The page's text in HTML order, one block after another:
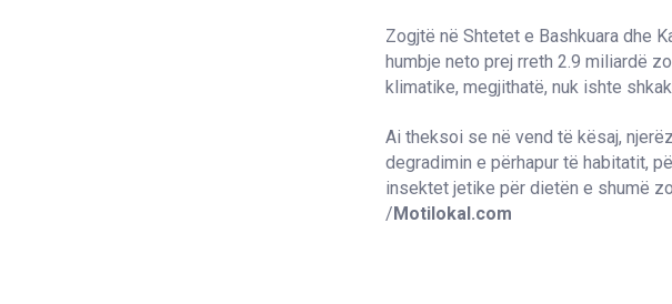
Zogjtë në Shtetet e Bashkuara dhe
humbje neto prej rreth 2.9 miliardë
klimatike, megjithatë, nuk ishte
Ai theksoi se në vend të kësaj,
degradimin e përhapur të habitatit,
insektet jetike për dietën e shumë
/Motilokal.com